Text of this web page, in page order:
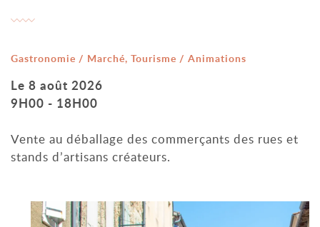
Catégorie : "
Gastronomie / Marché, Tourisme / Animations
Le 8 août 2026
9H00 - 18H00
Vente au déballage des commerçants des rues et
stands d’artisans créateurs.